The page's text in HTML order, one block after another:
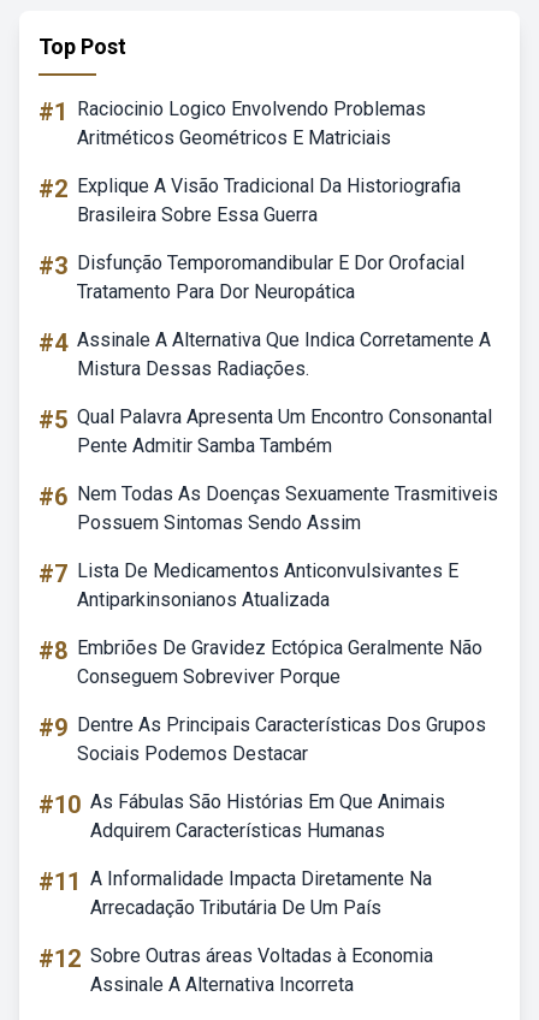
Top Post
#1
Raciocinio Logico Envolvendo Problemas
Aritméticos Geométricos E Matriciais
#2 Explique A Visão Tradicional Da Historiografia
Brasileira Sobre Essa Guerra
#3 Disfunção Temporomandibular E Dor Orofacial
Tratamento Para Dor Neuropática
#4 Assinale A Alternativa Que Indica Corretamente A
Mistura Dessas Radiações.
#5 Qual Palavra Apresenta Um Encontro Consonantal
Pente Admitir Samba Também
#6 Nem Todas As Doenças Sexuamente Trasmitiveis
Possuem Sintomas Sendo Assim
#7 Lista De Medicamentos Anticonvulsivantes E
Antiparkinsonianos Atualizada
#8 Embriões De Gravidez Ectópica Geralmente Não
Conseguem Sobreviver Porque
#9 Dentre As Principais Características Dos Grupos
Sociais Podemos Destacar
#10 As Fábulas São Histórias Em Que Animais
Adquirem Características Humanas
#11 A Informalidade Impacta Diretamente Na
Arrecadação Tributária De Um País
#12 Sobre Outras áreas Voltadas à Economia
Assinale A Alternativa Incorreta